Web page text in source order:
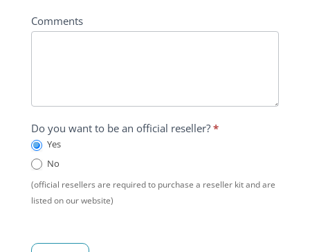
Comments
Do you want to be an official reseller? *
Yes
No
(official resellers are required to purchase a reseller kit and are
listed on our website)